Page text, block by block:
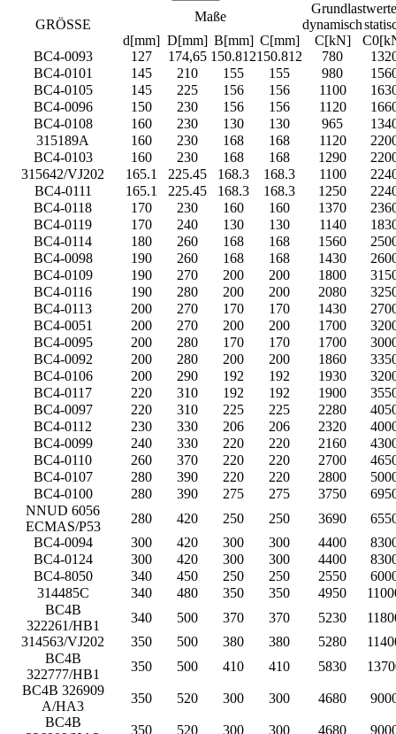
GRÖSSE
Maße
Grundlastwerte
dynamisch
d[mm] D[mm] B[mm] C[mm] C[kN]
BC4-0093
127 174,65 150.812150.812 780
BC4-0101
145 210 155 155 980
BC4-0105
145 225 156 156 1100
BC4-0096
150 230 156 156 1120
BC4-0108
160 230 130 130 965
315189A
160 230 168 168 1120
BC4-0103
160 230 168 168 1290
315642/VJ202
165.1 225.45 168.3 168.3 1100
BC4-0111
165.1 225.45 168.3 168.3 1250
BC4-0118
170 230 160 160 1370
BC4-0119
170 240 130 130 1140
BC4-0114
180 260 168 168 1560
BC4-0098
190 260 168 168 1430
BC4-0109
190 270 200 200 1800
BC4-0116
190 280 200 200 2080
BC4-0113
200 270 170 170 1430
BC4-0051
200 270 200 200 1700
BC4-0095
200 280 170 170 1700
BC4-0092
200 280 200 200 1860
BC4-0106
200 290 192 192 1930
BC4-0117
220 310 192 192 1900
BC4-0097
220 310 225 225 2280
BC4-0112
230 330 206 206 2320
BC4-0099
240 330 220 220 2160
BC4-0110
260 370 220 220 2700
BC4-0107
280 390 220 220 2800
BC4-0100
280 390 275 275 3750
NNUD 6056
ECMAS/P53
280 420 250 250 3690
BC4-0094
300 420 300 300 4400
BC4-0124
300 420 300 300 4400
BC4-8050
340 450 250 250 2550
314485C
340 480 350 350 4950
BC4B
322261/HB1
340 500 370 370 5230
314563/VJ202
350 500 380 380 5280
BC4B
322777/HB1
350 500 410 410 5830
BC4B 326909
A/HA3
350 520 300 300 4680
BC4B
350 520 300 300 4680